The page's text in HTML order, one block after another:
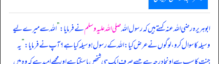
ابوہریرہ رضی الله عنہ کہتے ہیں کہرسول اللہصلی اللہ علیہ وسلمنے فرمایا:”اللہ سے میرے لیے
وسیلہ کا سوال کرو، لوگوں نے عرض کیا: اللہ کے رسول! وسیلہ کیا ہے؟ آپ نے فرمایا:”یہ